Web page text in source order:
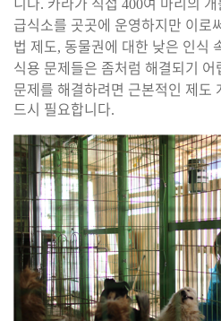
. 400
급식소를 곳곳에 운영하지만 이로
법 제도, 동물권에 대한 낮은 인식
식용 문제들은 좀처럼 해결되기 어
문제를 해결하려면 근본적인 제도
드시 필요합니다.